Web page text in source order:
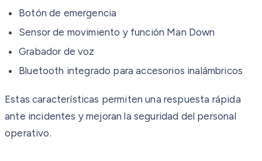
Botón de emergencia
Sensor de movimiento y función Man Down
Grabador de voz
Bluetooth integrado para accesorios inalámbricos
Estas características permiten una respuesta rápida
ante incidentes y mejoran la seguridad del personal
operativo.